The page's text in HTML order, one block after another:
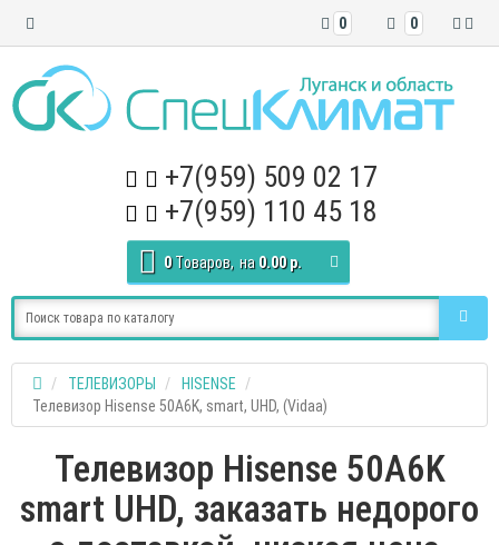
0
0
+7(959) 509 02 17
+7(959) 110 45 18
0 Tоваров, на 0.00 р.
ТЕЛЕВИЗОРЫ
HISENSE
Телевизор Hisense 50A6K, smart, UHD, (Vidaa)
Телевизор Hisense 50A6K
smart UHD, заказать недорого